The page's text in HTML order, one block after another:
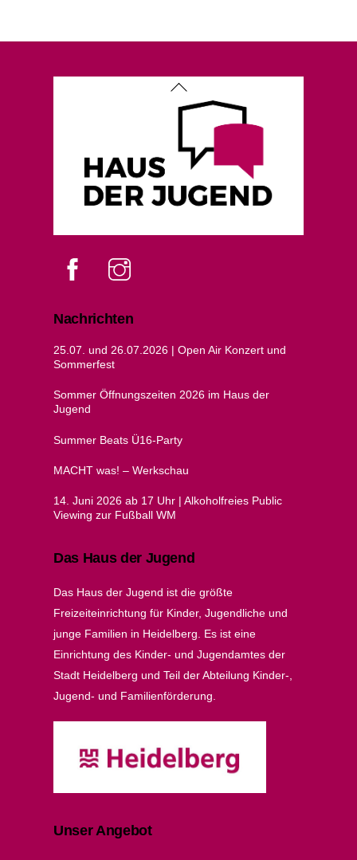
Back
To
Facebook
Nachrichten
25.07. und 26.07.2026 | Open Air Konzert und
Sommerfest
Sommer Öffnungszeiten 2026 im Haus der
Jugend
Summer Beats Ü16-Party
MACHT was! – Werkschau
14. Juni 2026 ab 17 Uhr | Alkoholfreies Public
Viewing zur Fußball WM
Das Haus der Jugend
Das Haus der Jugend ist die größte
Freizeiteinrichtung für Kinder, Jugendliche und
junge Familien in Heidelberg. Es ist eine
Einrichtung des Kinder- und Jugendamtes der
Stadt Heidelberg und Teil der Abteilung Kinder-,
Jugend- und Familienförderung.
Unser Angebot